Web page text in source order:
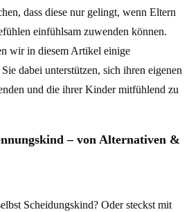
dass diese nur gelingt, wenn Eltern
einfühlsam zuwenden können.
wir in diesem Artikel einige
dabei unterstützen, sich ihren eigenen
und die ihrer Kinder mitfühlend zu
– von Alternativen &
Scheidungskind? Oder steckst mit